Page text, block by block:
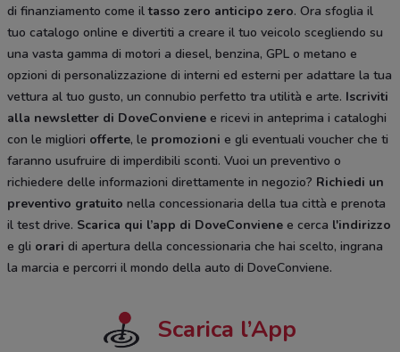
di finanziamento come iltasso zero anticipo zero. Ora sfoglia il
tuo catalogo online e divertiti a creare il tuo veicolo scegliendo su
una vasta gamma di motori a diesel, benzina, GPL o metano e
opzioni di personalizzazione di interni ed esterni per adattare la tua
vettura al tuo gusto, un connubio perfetto tra utilità e arte. Iscriviti
alla newsletter di DoveConviene e ricevi in anteprima i cataloghi
con le migliori offerte, le promozioni e gli eventuali voucher che ti
faranno usufruire di imperdibili sconti. Vuoi un preventivo o
richiedere delle informazioni direttamente in negozio? Richiedi un
preventivo gratuito nella concessionaria della tua città e prenota
il test drive. Scarica qui l’app di DoveConviene e cerca l'indirizzo
e gli orari di apertura della concessionaria che hai scelto, ingrana
la marcia e percorri il mondo della auto di DoveConviene.
Scarica l’App